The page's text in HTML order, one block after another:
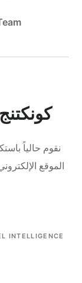
نقوم حالياً
الموقع
INTELLIGENCE